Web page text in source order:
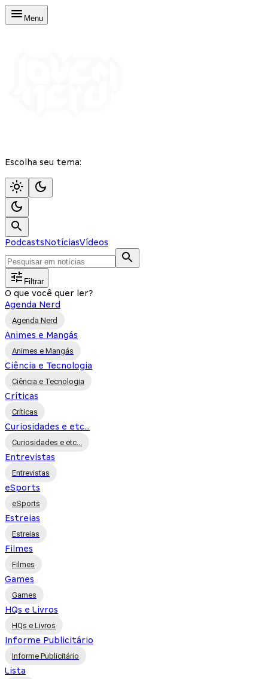
Menu
Escolha seu tema:
PodcastsNotíciasVídeos
Filtrar
O que você quer ler?
Agenda Nerd
Agenda Nerd
Animes e Mangás
Animes e Mangás
Ciência e Tecnologia
Ciência e Tecnologia
Críticas
Críticas
Curiosidades e etc...
Curiosidades e etc...
Entrevistas
Entrevistas
eSports
eSports
Estreias
Estreias
Filmes
Filmes
Games
Games
HQs e Livros
HQs e Livros
Informe Publicitário
Informe Publicitário
Lista